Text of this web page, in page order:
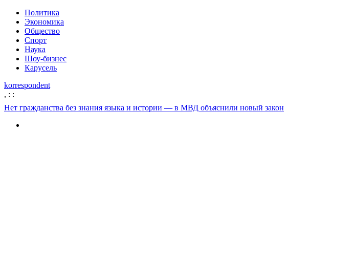
Политика
Экономика
Общество
Спорт
Наука
Шоу-бизнес
Карусель
korrespondent
, : :
Нет гражданства без знания языка и истории — в МВД объяснили новый закон